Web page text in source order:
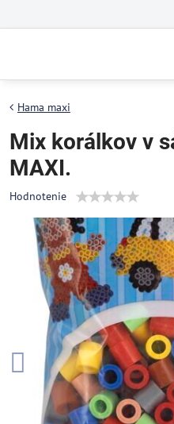
Hama maxi
Mix korálkov v
MAXI.
Hodnotenie